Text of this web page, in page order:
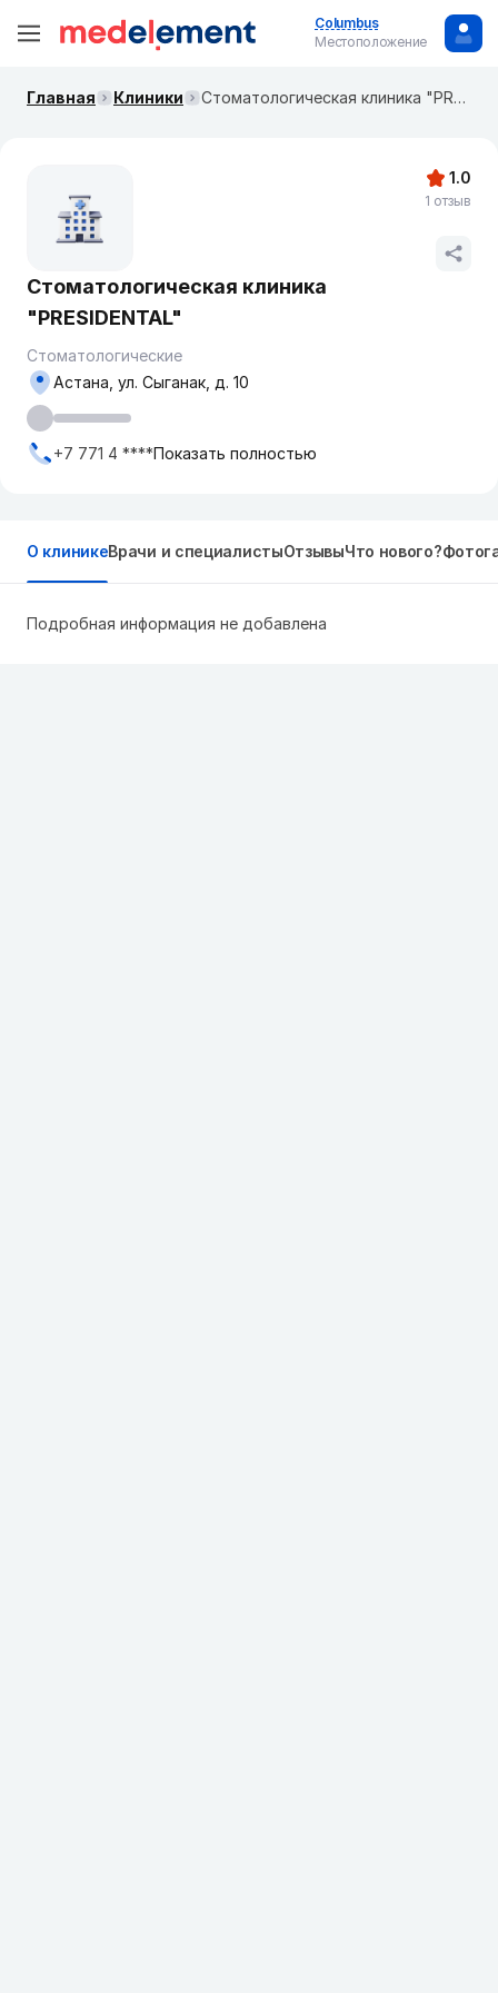
Columbus
Местоположение
Главная Клиники Стоматологическая клиника "PRESIDENTAL"
Стоматологическая клиника
"PRESIDENTAL"
Стоматологические
Астана, ул. ​Сыганак, д. 10
+7 771 4 ****Показать полностью
1.0
1 отзыв
О клиникеВрачи и специалистыОтзывыЧто нового?
Подробная информация не добавлена